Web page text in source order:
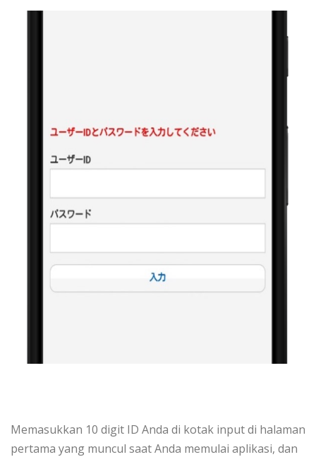
Memasukkan 10 digit ID Anda di kotak input di halaman
pertama yang muncul saat Anda memulai aplikasi, dan